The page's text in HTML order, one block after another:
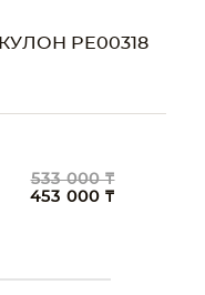
КУЛОН PE00318
533 000 ₸
453 000 ₸